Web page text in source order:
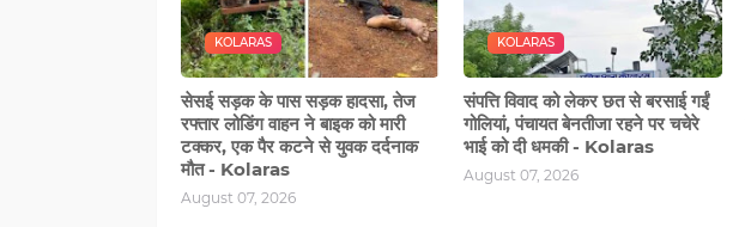
KOLARAS
सेसई सड़क के पास सड़क हादसा, तेज
रफ्तार लोडिंग वाहन ने बाइक को मारी
टक्‍कर, एक पैर कटने से युवक दर्दनाक
मौत - Kolaras
August 07, 2026
KOLARAS
संपत्ति विवाद को लेकर छत से बरसाई गईं
गोलियां, पंचायत बेनतीजा रहने पर चचेरे
भाई को दी धमकी - Kolaras
August 07, 2026